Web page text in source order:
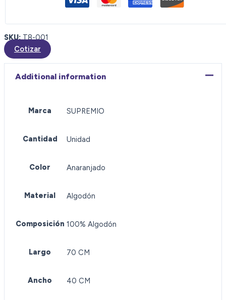
SKU: T8-001
Cotizar
Additional information
Marca SUPREMIO
Cantidad Unidad
Color Anaranjado
Material Algodón
Composición 100% Algodón
Largo 70 CM
Ancho 40 CM